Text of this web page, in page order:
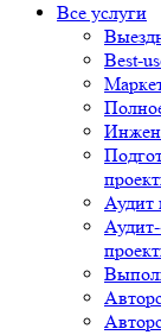
Все услуги
Best-
Аудит
Аудит-